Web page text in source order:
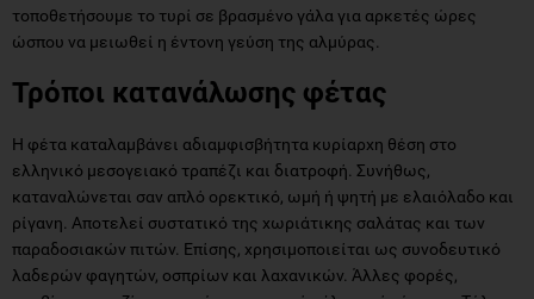
τοποθετήσουμε το τυρί σε βρασμένο γάλα για αρκετές ώρες
ώσπου να μειωθεί η έντονη γεύση της αλμύρας.
Τρόποι κατανάλωσης φέτας
Η φέτα καταλαμβάνει αδιαμφισβήτητα κυρίαρχη θέση στο
ελληνικό μεσογειακό τραπέζι και διατροφή. Συνήθως,
καταναλώνεται σαν απλό ορεκτικό, ωμή ή ψητή με ελαιόλαδο και
ρίγανη. Αποτελεί συστατικό της χωριάτικης σαλάτας και των
παραδοσιακών πιτών. Επίσης, χρησιμοποιείται ως συνοδευτικό
λαδερών φαγητών, οσπρίων και λαχανικών. Άλλες φορές,